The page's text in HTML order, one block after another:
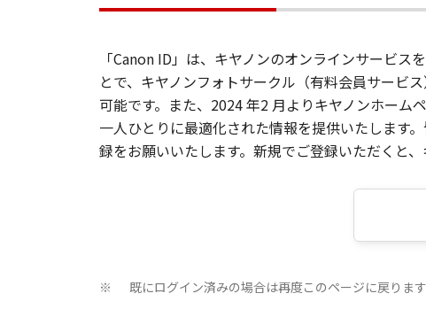
「Canon ID」は、キヤノンのオンラインサービ
とで、キヤノンフォトサークル（有料会員サービ
可能です。また、2024 年2 月よりキヤノンホーム
一人ひとりに最適化された情報を提供いたします
録をお願いいたします。新規でご登録いただくと
※ 既にログイン済みの場合は再度このページに戻ります